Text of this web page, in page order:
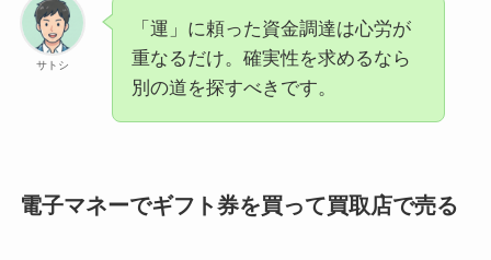
サトシ
「運」に頼った資金調達は心労が
重なるだけ。確実性を求めるなら
別の道を探すべきです。
電子マネーでギフト券を買って買取店で売る